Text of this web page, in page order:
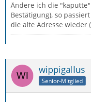
Ändere ich die
Bestätigung), so
die alte Adresse wieder
wippigallus
Senior-Mitglied